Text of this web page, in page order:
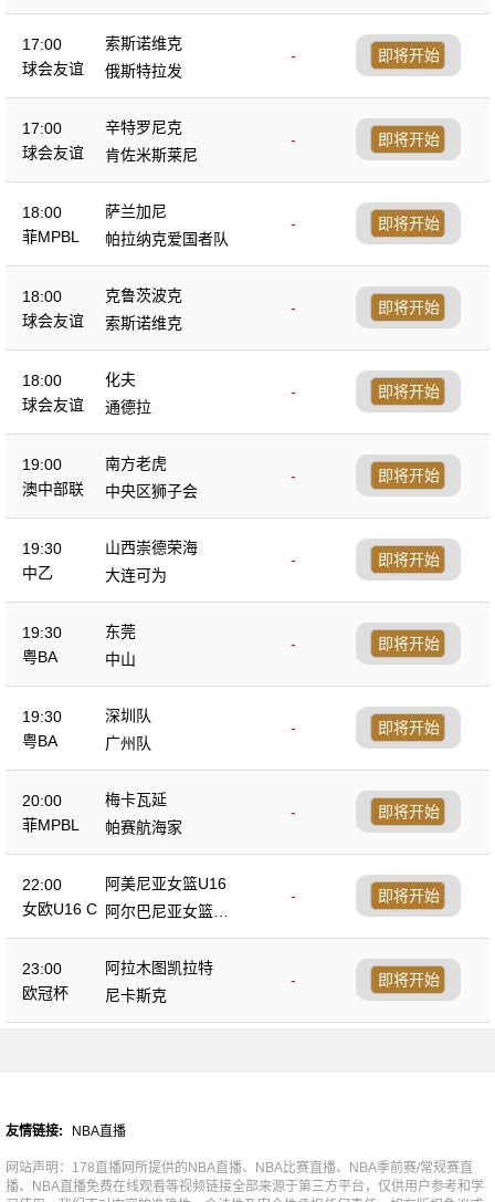
17:00
球会友谊
索斯诺维克
-
俄斯特拉发
即将开始
17:00
球会友谊
辛特罗尼克
-
肯佐米斯莱尼
即将开始
18:00
菲MPBL
萨兰加尼
-
帕拉纳克爱国者队
即将开始
18:00
球会友谊
克鲁茨波克
-
索斯诺维克
即将开始
18:00
球会友谊
化夫
-
通德拉
即将开始
19:00
澳中部联
南方老虎
-
中央区狮子会
即将开始
19:30
中乙
山西崇德荣海
-
大连可为
即将开始
19:30
粤BA
东莞
-
中山
即将开始
19:30
粤BA
深圳队
-
广州队
即将开始
20:00
菲MPBL
梅卡瓦延
-
帕赛航海家
即将开始
22:00
女欧U16 C
阿美尼亚女篮U16
-
阿尔巴尼亚女篮U1
6
即将开始
23:00
欧冠杯
阿拉木图凯拉特
-
尼卡斯克
即将开始
友情链接: NBA直播
网站声明：178直播网所提供的NBA直播、NBA比赛直播、NBA季前赛/常规赛直
播、NBA直播免费在线观看等视频链接全部来源于第三方平台，仅供用户参考和学